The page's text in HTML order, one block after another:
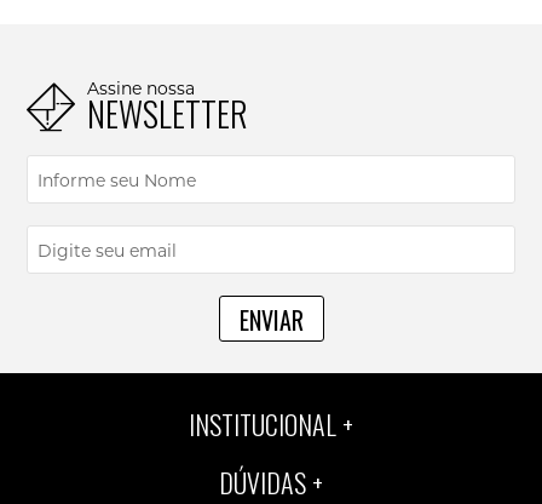
Assine nossa
NEWSLETTER
ENVIAR
INSTITUCIONAL
DÚVIDAS